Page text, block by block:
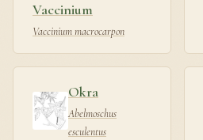
Vaccinium
Vaccinium macrocarpon
Okra
Abelmoschus
esculentus